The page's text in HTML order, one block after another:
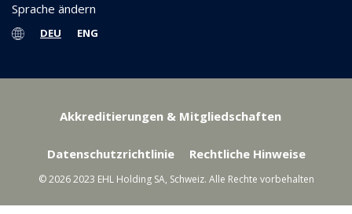
Sprache ändern
DEU ENG
Akkreditierungen & Mitgliedschaften
Datenschutzrichtlinie Rechtliche Hinweise
© 2026 2023 EHL Holding SA, Schweiz. Alle Rechte vorbehalten